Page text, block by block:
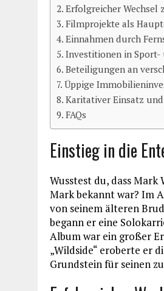
Erfolgreicher Wechsel
Filmprojekte als
Einnahmen durch
Investitionen in Sport-
Beteiligungen an
Üppige
Karitativer Einsatz
FAQs
Einstieg in die
Wusstest du, dass
Mark bekannt war? Im
von seinem älteren
begann er eine
Album war ein großer
„Wildside“ eroberte er
Grundstein für seinen